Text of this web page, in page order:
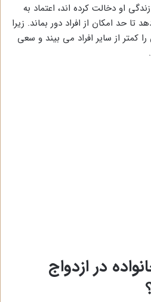
او دخالت کرده اند، اعتماد به
حد امکان از افراد دور بماند. زیرا
کمتر از سایر افراد می بیند و سعی
در ازدواج